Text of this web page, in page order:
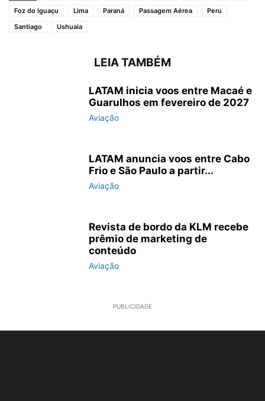
Foz do Iguaçu
Lima Paraná Passagem Aérea
Peru
Santiago
Ushuaia
LEIA TAMBÉM
LATAM inicia voos entre Macaé e
Guarulhos em fevereiro de 2027
Aviação
LATAM anuncia voos entre Cabo
Frio e São Paulo a partir...
Aviação
Revista de bordo da KLM recebe
prêmio de marketing de
conteúdo
Aviação
PUBLICIDADE